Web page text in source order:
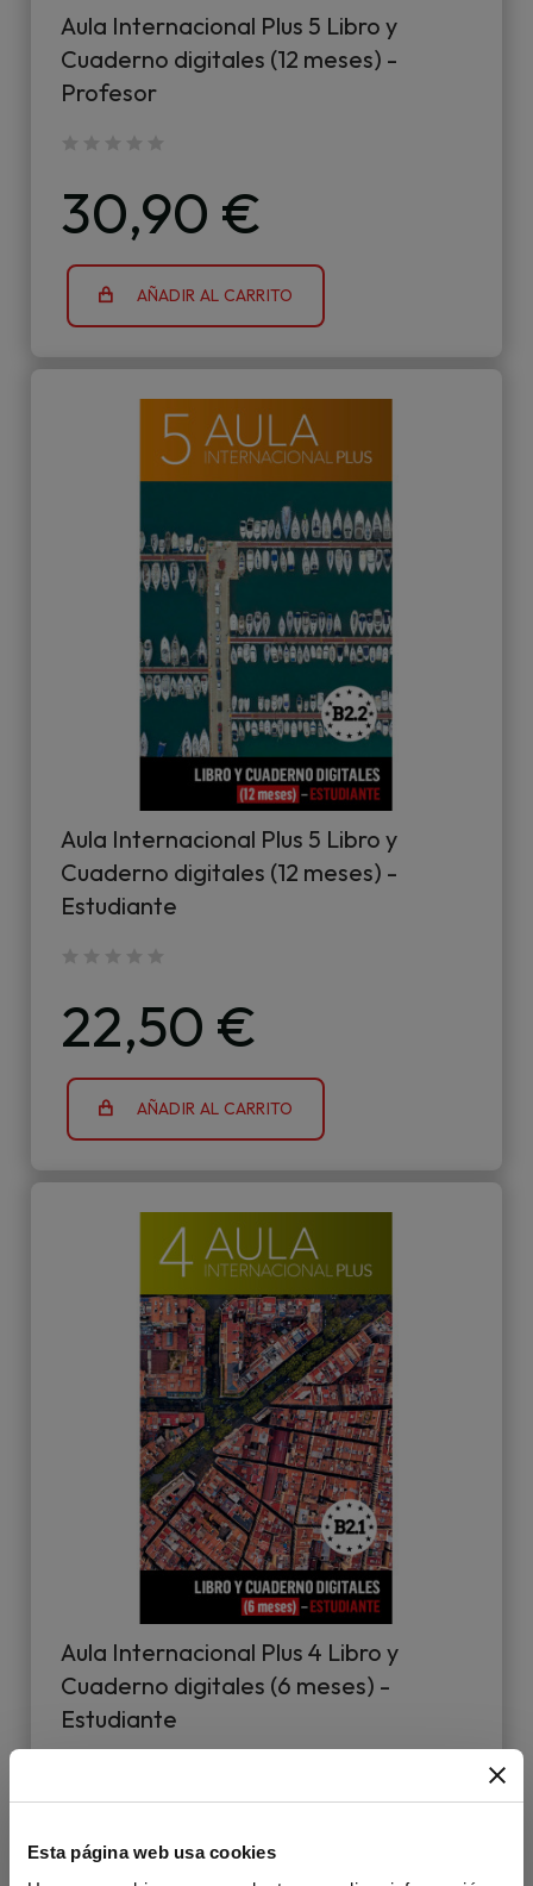
Esta página web usa cookies
Aula Internacional Plus 5 Libro y
Cuaderno digitales (12 meses) -
Profesor
30,90 €
AÑADIR AL CARRITO
Aula Internacional Plus 5 Libro y
Cuaderno digitales (12 meses) -
Estudiante
22,50 €
AÑADIR AL CARRITO
Aula Internacional Plus 4 Libro y
Cuaderno digitales (6 meses) -
Estudiante
17,90 €